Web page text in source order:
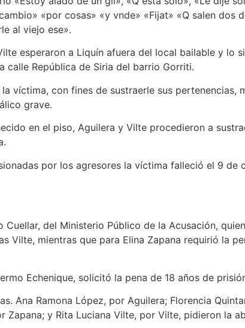
«por cosas» «y vnde» «Fijat» «Q salen dos
al viejo ese».
esperaron a Liquín afuera del local bailable y lo
calle República de Siria del barrio Gorriti.
víctima, con fines de sustraerle sus pertenencias,
grave.
en el piso, Aguilera y Vilte procedieron a
por los agresores la víctima falleció el 9 de
Cuellar, del Ministerio Público de la Acusación,
Vilte, mientras que para Elina Zapana requirió la
Echenique, solicitó la pena de 18 años de
Ana Ramona López, por Aguilera; Florencia
Zapana; y Rita Luciana Vilte, por Vilte, pidieron la